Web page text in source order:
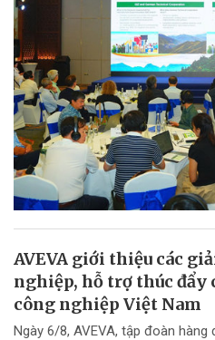
AVEVA giới thiệu các
nghiệp, hỗ trợ thúc đẩy
công nghiệp Việt Nam
Ngày 6/8, AVEVA, tập đoàn